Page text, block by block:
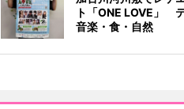
ト「ONE LOVE」
音楽・食・自然